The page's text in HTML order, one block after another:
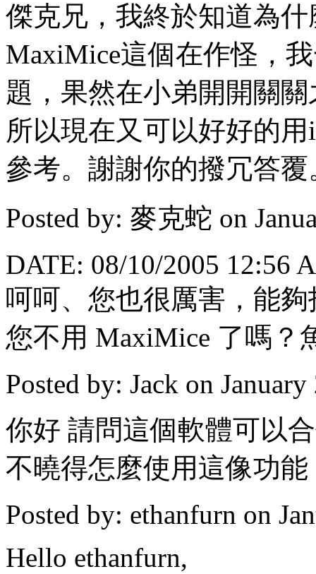
傑克兄，我終於知道為
MaxiMice這個在作怪，
題，果然在小弟開開關
所以現在又可以好好的
參考。謝謝你的撥冗答覆
Posted by: 麥克蛇 on
DATE: 08/10/2005 12:56
呵呵、您也很厲害，能
您不用 MaxiMice 了嗎？
Posted by: Jack on
你好 請問這個軟體可以
不曉得怎麼使用這像功能
Posted by: ethanfurn on
Hello ethanfurn,